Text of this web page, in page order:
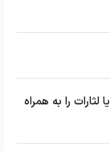
را به همراه